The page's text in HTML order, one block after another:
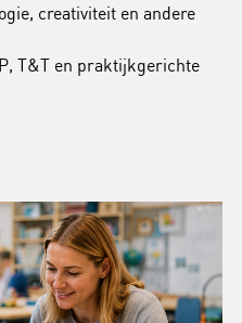
creativiteit en andere
T&T en praktijkgerichte